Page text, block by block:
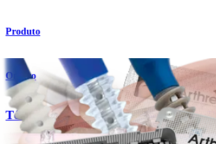
Produto
Ombro
Técnica em duas fileiras SpeedBridge™